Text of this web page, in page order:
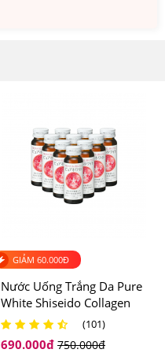
GIẢM 60.000Đ
Nước Uống Trắng Da Pure
White Shiseido Collagen
Nhật Bản
(101)
690.000đ 750.000đ